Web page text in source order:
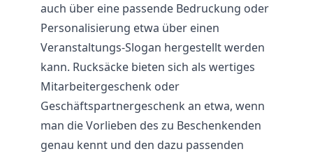
auch über eine passende Bedruckung oder
Personalisierung etwa über einen
Veranstaltungs-Slogan hergestellt werden
kann. Rucksäcke bieten sich als wertiges
Mitarbeitergeschenk oder
Geschäftspartnergeschenk an etwa, wenn
man die Vorlieben des zu Beschenkenden
genau kennt und den dazu passenden